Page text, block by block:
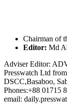
Chairman of
Editor: Md
Adviser Editor:
Presswatch Ltd
DSCC,Basaboo,
Phones:+88 01715
email: